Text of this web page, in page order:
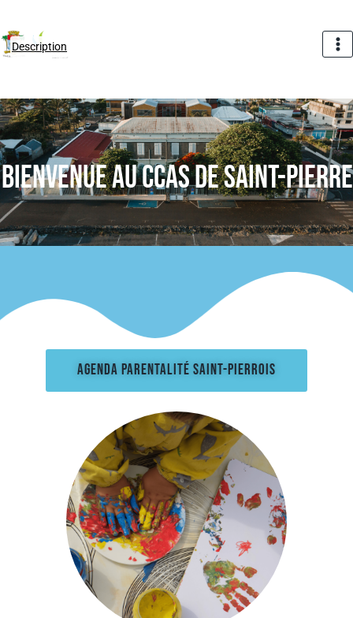
Description
BIENVENUE AU CCAS DE SAINT-PIERRE
AGENDA PARENTALITÉ SAINT-PIERROIS